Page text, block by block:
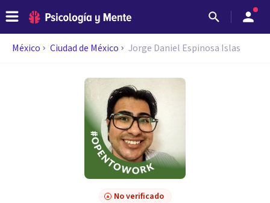
México Ciudad de México Jorge Daniel Espinosa Islas
No verificado